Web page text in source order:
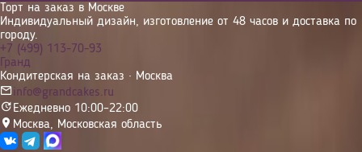
Торт на заказ в Москве
Индивидуальный дизайн, изготовление от 48 часов и доставка по
городу.
+7 (499) 113-70-93
Гранд
Кондитерская на заказ · Москва
info@grandcakes.ru
Ежедневно 10:00–22:00
Москва, Московская область